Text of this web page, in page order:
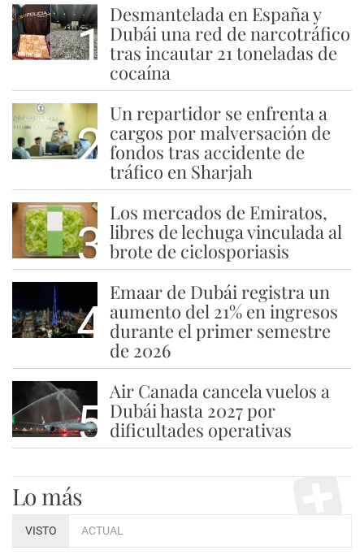
1
Desmantelada en España y
Dubái una red de narcotráfico
tras incautar 21 toneladas de
cocaína
2
Un repartidor se enfrenta a
cargos por malversación de
fondos tras accidente de
tráfico en Sharjah
3
Los mercados de Emiratos,
libres de lechuga vinculada al
brote de ciclosporiasis
4
Emaar de Dubái registra un
aumento del 21% en ingresos
durante el primer semestre
de 2026
5
Air Canada cancela vuelos a
Dubái hasta 2027 por
dificultades operativas
Lo más
VISTO ACTUAL